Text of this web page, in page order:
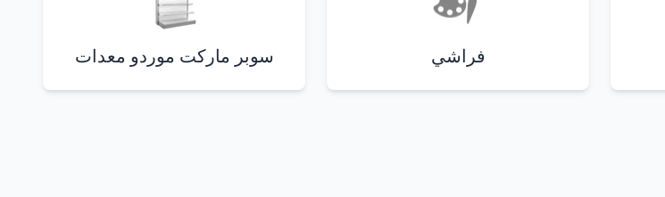
فراشي سوبر ماركت موردو معدات